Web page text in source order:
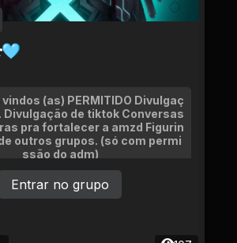
(as) PERMITIDO Divulgaç
Divulgação de tiktok Conversas
pra fortalecer a amzd Figurin
outros grupos. (só com permi
ssão do adm)
Entrar no grupo